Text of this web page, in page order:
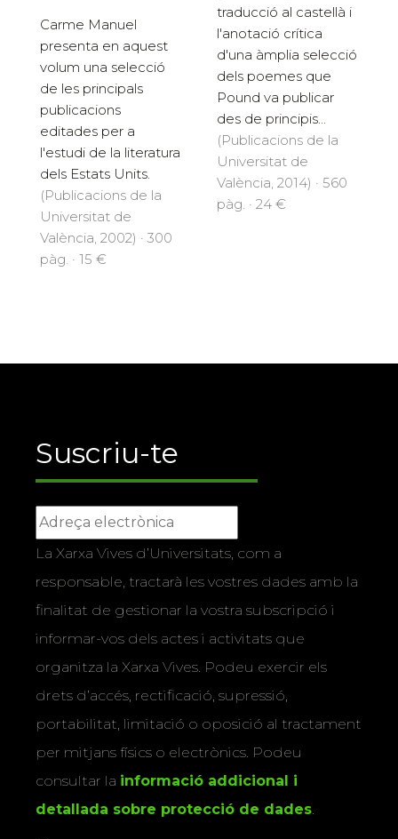
Carme Manuel
presenta en aquest
volum una selecció
de les principals
publicacions
editades per a
l'estudi de la literatura
dels Estats Units.
(Publicacions de la
Universitat de
València, 2002) · 300
pàg. · 15 €
traducció al castellà i
l'anotació crítica
d'una àmplia selecció
dels poemes que
Pound va publicar
des de principis...
(Publicacions de la
Universitat de
València, 2014) · 560
pàg. · 24 €
Suscriu-te
La Xarxa Vives d’Universitats, com a
responsable, tractarà les vostres dades amb la
finalitat de gestionar la vostra subscripció i
informar-vos dels actes i activitats que
organitza la Xarxa Vives. Podeu exercir els
drets d’accés, rectificació, supressió,
portabilitat, limitació o oposició al tractament
per mitjans físics o electrònics. Podeu
consultar la informació addicional i
detallada sobre protecció de dades.